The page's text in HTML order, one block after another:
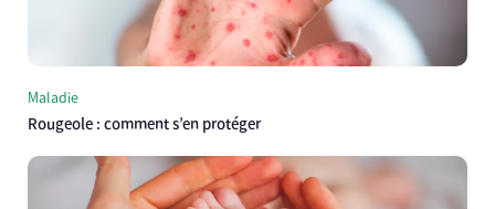
Maladie
Rougeole : comment s’en protéger